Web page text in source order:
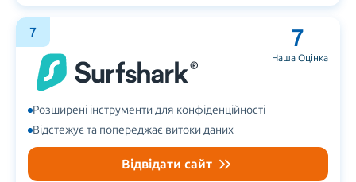
7
Розширені інструменти для конфіденційності
Відстежує та попереджає витоки даних
7
Наша Оцінка
Відвідати сайт